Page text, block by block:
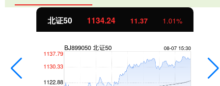
北证50 1134.24 11.37 1.01%